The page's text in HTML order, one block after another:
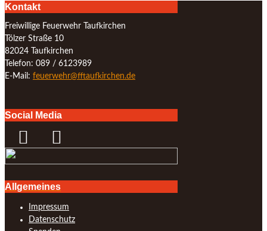
Kontakt
Freiwillige Feuerwehr Taufkirchen
Tölzer Straße 10
82024 Taufkirchen
Telefon: 089 / 6123989
E-Mail: feuerwehr@fftaufkirchen.de
Social Media
Allgemeines
Impressum
Datenschutz